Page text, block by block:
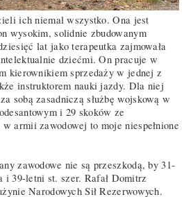
ich niemal wszystko. Ona jest
wysokim, solidnie zbudowanym
lat jako terapeutka zajmowała
dziećmi. On pracuje w
kierownikiem sprzedaży w jednej z
instruktorem nauki jazdy. Dla niej
sobą zasadniczą służbę wojskową w
i 29 skoków ze
w armii zawodowej to moje niespełnione
zawodowe nie są przeszkodą, by 31-
i 39-letni st. szer. Rafał Domitrz
Narodowych Sił Rezerwowych.